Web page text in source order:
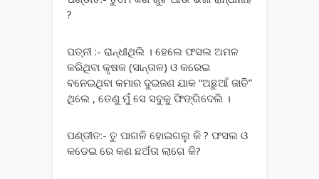
?
ପତ୍ନୀ :- ରାନ୍ଧୀଥିଲି । ହେଲେ ଫସଲ ଅମଳ
କରିଥିବା କୃଷକ (ସାନ୍ତାଳ) ଓ କରେଇ
ବନେଇଥିବା କମାର ଦୁଇଜଣ ଯାକ “ଅଛୁଆଁ ଜାତି”
ଥିଲେ , ତେଣୁ ମୁଁ ସେ ସବୁକୁ ଫିଙ୍ଗିଦେଲି ।
ପଣ୍ଡୀତ:- ତୁ ପାଗଳି ହୋଇଗଲୁ କି ? ଫସଲ ଓ
କଡେଇ ରେ କଣ ଛଅଁତା ଲାଗେ କି?